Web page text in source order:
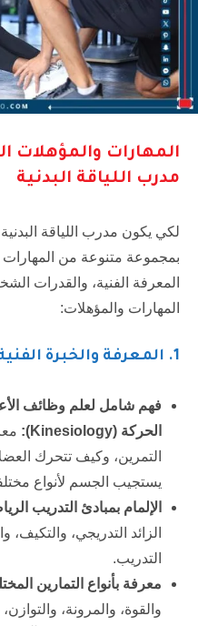
المهارات والمؤهلات
مدرب اللياقة البدنية
لكي يكون مدرب اللياقة
بمجموعة متنوعة من
المعرفة الفنية، والقدرات
المهارات والمؤهلات:
1. المعرفة والخبرة الفنية:
فهم شامل لعلم وظائف
الحركة (Kinesiology
):
التمرين، وكيف تتحرك
يستجيب الجسم لأنواع
الإلمام بمبادئ التدريب
الزائد التدريجي،
التدريب.
معرفة بأنواع التمارين
والقوة، والمرونة،